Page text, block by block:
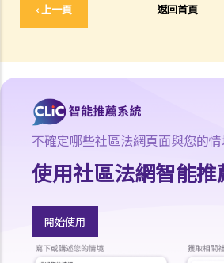
‹ 上一頁 返回首頁
e. 其他類型的指認證據
1. 控方如何把被告人定罪？
1. 控方的提證責任和法律舉證責任
2. 被告的提證責任、法律舉證責任及顛倒舉
3. 什麼是環境證據？
b. 在刑事案件審訊中無須證明的事項
1. 法律推定
2. 事實推定
3. 司法認知
不確定哪些社區法網頁面與您的情
使用社區法網智能推
開始使用